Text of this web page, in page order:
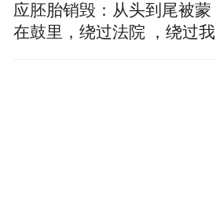
应胚胎销毁：从头到尾被蒙
在鼓里，绕过法院 ，绕过我